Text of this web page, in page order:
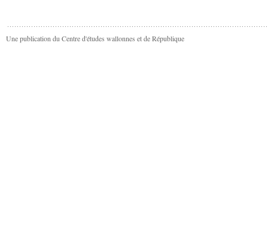
Une publication du Centre d'études wallonnes et de République